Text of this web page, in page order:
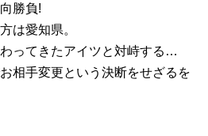
勝負!
は愛知県。
ってきたアイツと対峙する…
相手変更という決断をせざるを